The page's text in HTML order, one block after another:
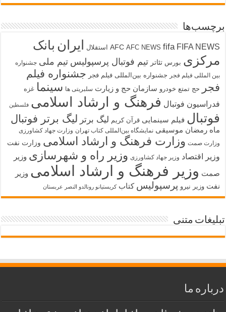
برچسب‌ها
AFC AFC NEWS fifa FIFA NEWS استقلال ایران بانک
مرکزی بورس تئاتر تیم فوتبال پرسپولیس تیم ملی جشنواره
بین المللی فیلم فجر جشنواره بین‌المللی فیلم فجر جشنواره فیلم
فجر
حج تمتع خودرو سازمان حج و زیارت سلبریتی ها سینما غزه
فدراسیون فوتبال فرهنگ و ارشاد اسلامی فلسطین
فوتبال فیلم سینمایی قرآن کریم لیگ برتر لیگ برتر فوتبال
ماه رمضان موسیقی نمایشگاه بین‌المللی کتاب تهران وزارت جهاد کشاورزی
وزارت صمت وزارت فرهنگ و ارشاد اسلامی وزارت نفت
وزیر اقتصاد وزیر جهاد کشاورزی وزیر راه و شهرسازی وزیر
صمت وزیر فرهنگ و ارشاد اسلامی وزیر
نفت وزیر نیرو پرسپولیس کتاب کریستیانو رونالدو النصر عربستان
تبلیغات متنی
درباره ما